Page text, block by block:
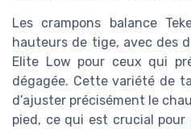
Les crampons balance
hauteurs de tige, avec des
Elite Low pour ceux qui
dégagée. Cette variété de
d’ajuster précisément le
pied, ce qui est crucial